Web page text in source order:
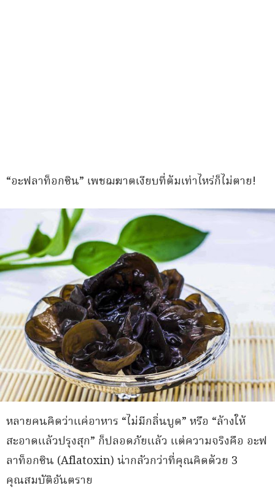
“อะฟลาท็อกซิน” เพชฌฆาตเงียบที่ต้มเท่าไหร่ก็ไม่ตาย!
หลายคนคิดว่าแค่อาหาร “ไม่มีกลิ่นบูด” หรือ “ล้างให้
สะอาดแล้วปรุงสุก” ก็ปลอดภัยแล้ว แต่ความจริงคือ อะฟ
ลาท็อกซิน (Aflatoxin) น่ากลัวกว่าที่คุณคิดด้วย 3
คุณสมบัติอันตราย